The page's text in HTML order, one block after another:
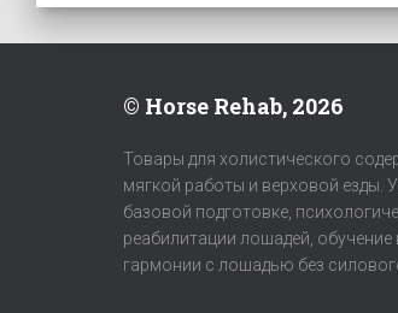
© Horse Rehab, 2026
Товары для холистического
мягкой работы и верховой езды.
базовой подготовке,
реабилитации лошадей, обучение
гармонии с лошадью без